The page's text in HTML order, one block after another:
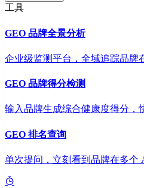
工具
GEO 品牌全景分析
企业级监测平台，全域追踪品牌
GEO 品牌得分检测
输入品牌生成综合健康度得分，
GEO 排名查询
单次提问，立刻看到品牌在多个